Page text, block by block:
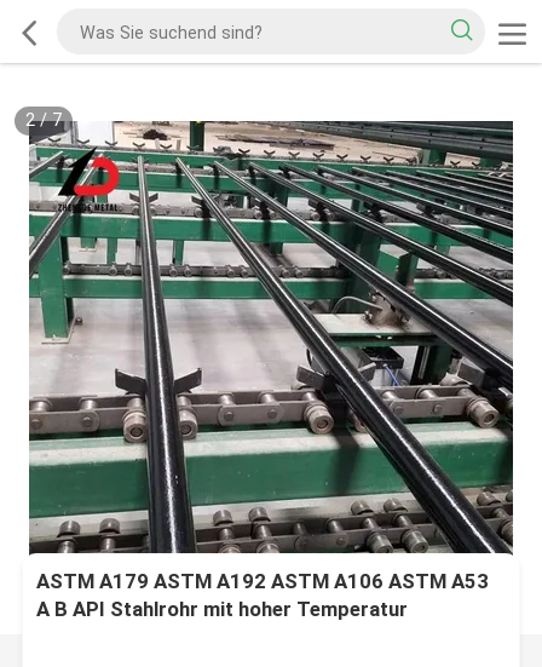
2/7
ASTM A179 ASTM A192 ASTM A106 ASTM A53
A B API Stahlrohr mit hoher Temperatur